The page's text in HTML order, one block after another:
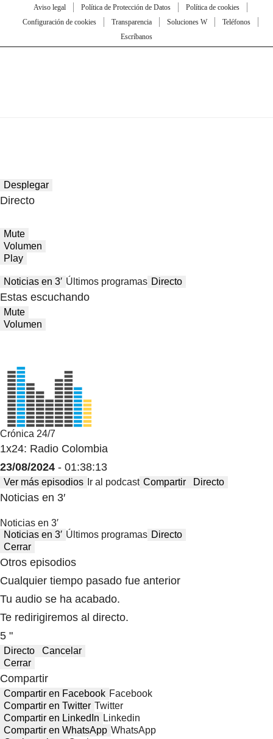
Aviso legal Política de Protección de Datos
Política de cookies
Configuración de cookies
Transparencia Soluciones W
Teléfonos
Escríbanos
Desplegar
Directo
Mute
Volumen
Play
Noticias en 3′ Últimos programas Directo
Estas escuchando
Mute
Volumen
Crónica 24/7
1x24: Radio Colombia
23/08/2024 - 01:38:13
Ver más episodios Ir al podcast Compartir Directo
Noticias en 3′
Noticias en 3′
Noticias en 3′ Últimos programas Directo
Cerrar
Otros episodios
Cualquier tiempo pasado fue anterior
Tu audio se ha acabado.
Te redirigiremos al directo.
5 "
Directo
Cancelar
Cerrar
Compartir
Compartir en Facebook Facebook
Compartir en Twitter Twitter
Compartir en LinkedIn Linkedin
Compartir en WhatsApp WhatsApp